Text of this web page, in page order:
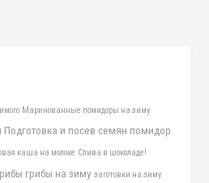
Маринованные помидоры на зиму
Подготовка и посев семян помидор
каша на молоке Слива в шоколаде!
грибы на зиму заготовки на зиму